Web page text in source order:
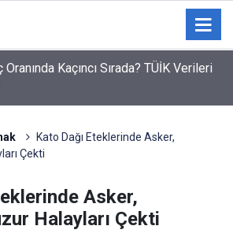
öldürüp evini ve aracını ateşe verdi
Kato Dağı Eteklerinde Asker,
Çekti
Asker,
Halayları Çekti